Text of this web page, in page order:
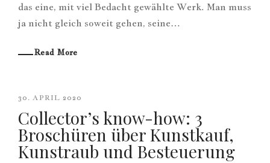
das eine, mit viel Bedacht gewählte Werk. Man muss
ja nicht gleich soweit gehen, seine…
Read More
30. APRIL 2020
Collector’s know-how: 3
Broschüren über Kunstkauf,
Kunstraub und Besteuerung